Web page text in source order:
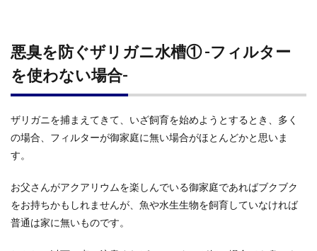
悪臭を防ぐザリガニ水槽① -フィルター
を使わない場合-
ザリガニを捕まえてきて、いざ飼育を始めようとするとき、多く
の場合、フィルターが御家庭に無い場合がほとんどかと思いま
す。
お父さんがアクアリウムを楽しんでいる御家庭であればブクブク
をお持ちかもしれませんが、魚や水生生物を飼育していなければ
普通は家に無いものです。